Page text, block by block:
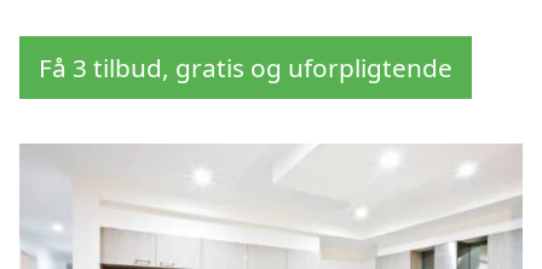
Få 3 tilbud, gratis og uforpligtende